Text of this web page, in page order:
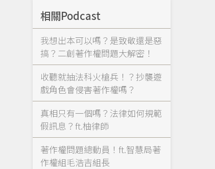
相關Podcast
我想出本可以嗎？是致敬還是惡
搞？二創著作權問題大解密！
收聽就抽法科火槍兵！？抄襲遊
戲角色會侵害著作權嗎？
真相只有一個嗎？法律如何規範
假訊息？ft.柚律師
著作權問題總動員！ft.智慧局著
作權組毛浩吉組長